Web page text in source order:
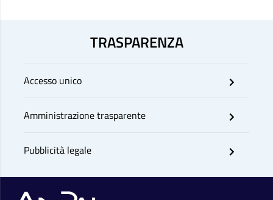
TRASPARENZA
Accesso unico
Amministrazione trasparente
Pubblicità legale